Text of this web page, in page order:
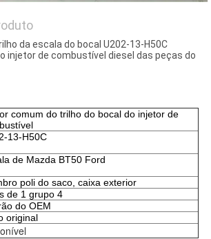
da escala do bocal U202-13-H50C
injetor de combustível diesel das peças do
comum do trilho do bocal do injetor de
13-H50C
de Mazda BT50 Ford
poli do saco, caixa exterior
de 1 grupo 4
do OEM
original